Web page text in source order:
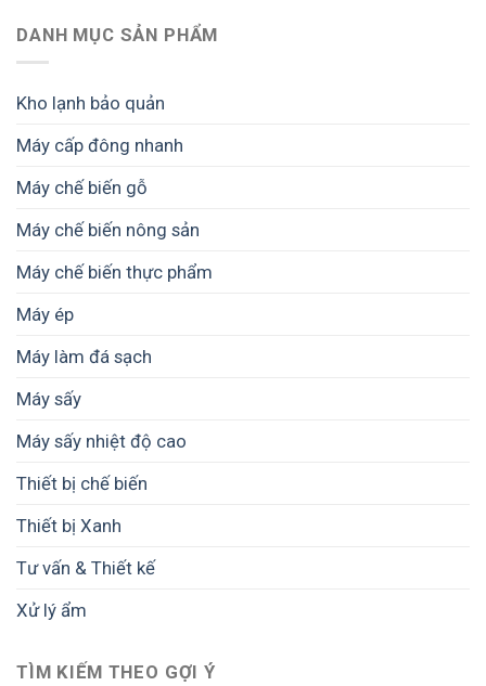
DANH MỤC SẢN PHẨM
Kho lạnh bảo quản
Máy cấp đông nhanh
Máy chế biến gỗ
Máy chế biến nông sản
Máy chế biến thực phẩm
Máy ép
Máy làm đá sạch
Máy sấy
Máy sấy nhiệt độ cao
Thiết bị chế biến
Thiết bị Xanh
Tư vấn & Thiết kế
Xử lý ẩm
TÌM KIẾM THEO GỢI Ý